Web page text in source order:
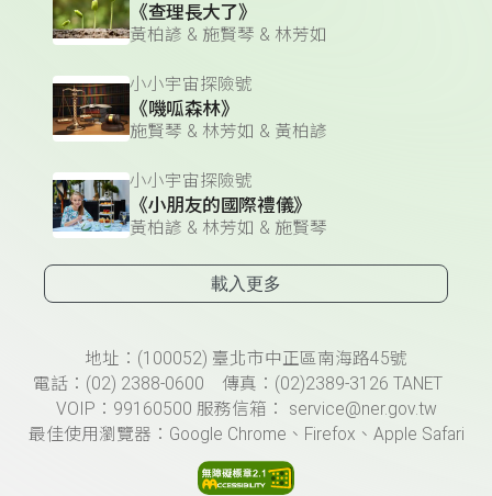
《查理長大了》
黃柏諺 & 施賢琴 & 林芳如
小小宇宙探險號
《嘰呱森林》
施賢琴 & 林芳如 & 黃柏諺
小小宇宙探險號
《小朋友的國際禮儀》
黃柏諺 & 林芳如 & 施賢琴
載入更多
頁尾資訊地址：(100052) 臺北市中正區南海路45號
電話：(02) 2388-0600 傳真：(02)2389-3126 TANET
VOIP：99160500 服務信箱： service@ner.gov.tw
最佳使用瀏覽器：Google Chrome、Firefox、Apple Safari